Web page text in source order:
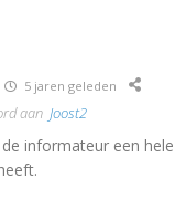
5 jaren geleden
aan Joost2
informateur een